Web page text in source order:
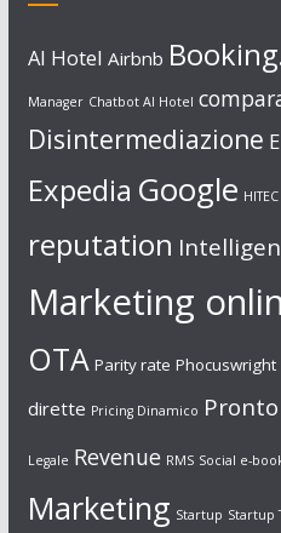
AI Hotel Airbnb
Manager Chatbot AI Hotel
Disintermediazione
Expedia Google HITEC
reputation
Marketing
OTA Parity rate Phocuswright
dirette Pricing Dinamico
Legale Revenue RMS Social e-
Marketing Startup Startup